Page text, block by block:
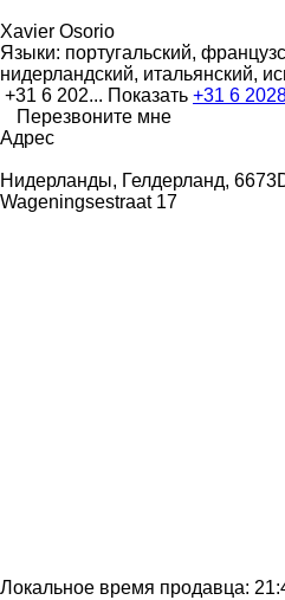
Xavier Osorio
Языки: португальский,
нидерландский, итальянский,
+31 6 202... Показать +31 6
Перезвоните мне
Адрес
Нидерланды, Гелдерланд,
Wageningsestraat 17
Локальное время продавца: